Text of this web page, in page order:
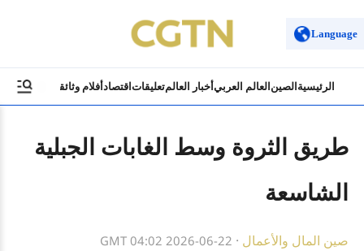
Language
الرئيسية الصين العالم العربيأخبار العالمتعليقات اقتصادأفلام وثائقية ثقافة
طريق الثروة وسط الغابات الجبلية
الشاسعة
صين المال والأعمال ·
GMT 04:02 2026-06-22